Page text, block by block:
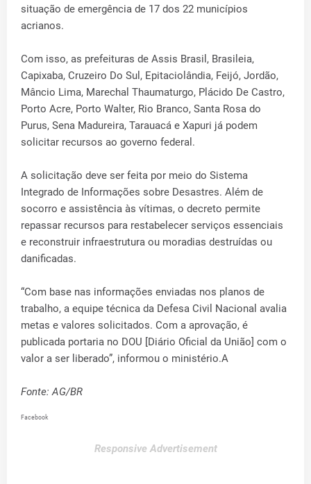
situação de emergência de 17 dos 22 municípios
acrianos.
Com isso, as prefeituras de Assis Brasil, Brasileia,
Capixaba, Cruzeiro Do Sul, Epitaciolândia, Feijó, Jordão,
Mâncio Lima, Marechal Thaumaturgo, Plácido De Castro,
Porto Acre, Porto Walter, Rio Branco, Santa Rosa do
Purus, Sena Madureira, Tarauacá e Xapuri já podem
solicitar recursos ao governo federal.
A solicitação deve ser feita por meio do Sistema
Integrado de Informações sobre Desastres. Além de
socorro e assistência às vítimas, o decreto permite
repassar recursos para restabelecer serviços essenciais
e reconstruir infraestrutura ou moradias destruídas ou
danificadas.
“Com base nas informações enviadas nos planos de
trabalho, a equipe técnica da Defesa Civil Nacional avalia
metas e valores solicitados. Com a aprovação, é
publicada portaria no DOU [Diário Oficial da União] com o
valor a ser liberado”, informou o ministério.A
Fonte: AG/BR
Facebook
Responsive Advertisement